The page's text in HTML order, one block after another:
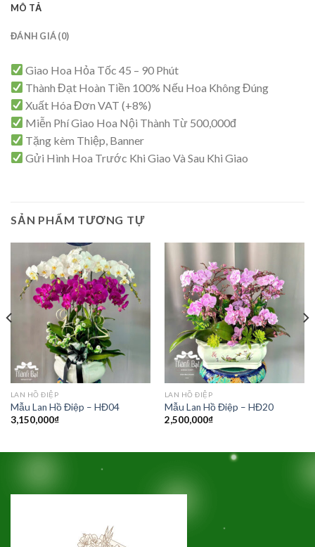
MÔ TẢ
ĐÁNH GIÁ (0)
Giao Hoa Hỏa Tốc 45 – 90 Phút
Thành Đạt Hoàn Tiền 100% Nếu Hoa Không Đúng
Xuất Hóa Đơn VAT (+8%)
Miễn Phí Giao Hoa Nội Thành Từ 500,000đ
Tặng kèm Thiệp, Banner
Gửi Hình Hoa Trước Khi Giao Và Sau Khi Giao
SẢN PHẨM TƯƠNG TỰ
LAN HỒ ĐIỆP
Mẫu Lan Hồ Điệp – HĐ04
3,150,000₫
LAN HỒ ĐIỆP
Mẫu Lan Hồ Điệp – HĐ20
2,500,000₫